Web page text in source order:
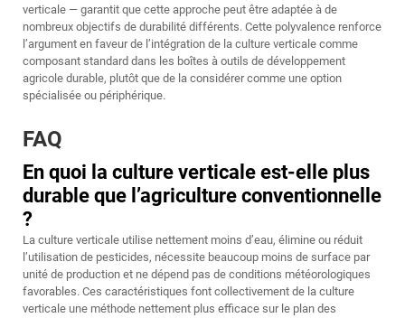
verticale — garantit que cette approche peut être adaptée à de
nombreux objectifs de durabilité différents. Cette polyvalence renforce
l’argument en faveur de l’intégration de la culture verticale comme
composant standard dans les boîtes à outils de développement
agricole durable, plutôt que de la considérer comme une option
spécialisée ou périphérique.
FAQ
En quoi la culture verticale est-elle plus
durable que l’agriculture conventionnelle
?
La culture verticale utilise nettement moins d’eau, élimine ou réduit
l’utilisation de pesticides, nécessite beaucoup moins de surface par
unité de production et ne dépend pas de conditions météorologiques
favorables. Ces caractéristiques font collectivement de la culture
verticale une méthode nettement plus efficace sur le plan des